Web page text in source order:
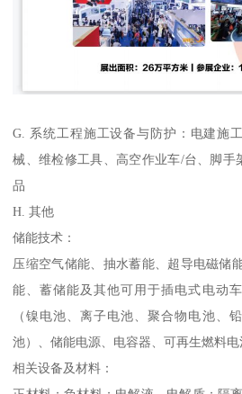
G. 系统工程施工设备与防护：电建施
械、维检修工具、高空作业车/台、脚手
品
H. 其他
储能技术：
压缩空气储能、抽水蓄能、超导电磁储
能、蓄储能及其他可用于插电式电动
（镍电池、离子电池、聚合物电池、
池）、储能电源、电容器、可再生燃料
相关设备及材料：